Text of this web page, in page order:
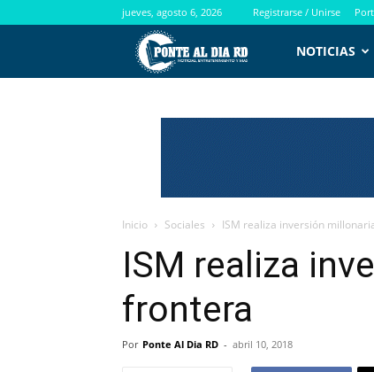
jueves, agosto 6, 2026 Registrarse / Unirse
NOTICIAS
Inicio Sociales ISM realiza inversión
ISM realiza
frontera
Por Ponte Al Dia RD - abril 10, 2018